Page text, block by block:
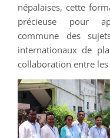
népalaises, cette
précieuse pour
commune des
internationaux de
collaboration entre les